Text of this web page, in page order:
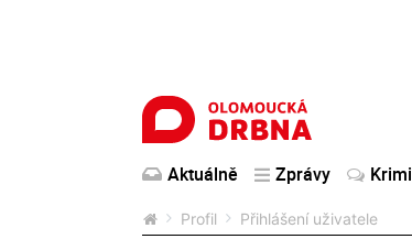
Aktuálně Zprávy Krimi
Profil Přihlášení uživatele